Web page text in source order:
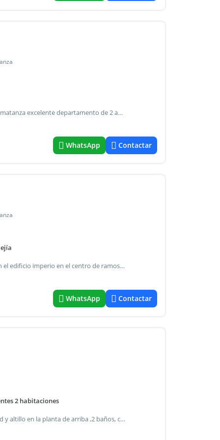
Alquiler de departamento 2 ambientes en ramos mejía, la matanza excelente departamento de 2 ambientes, cómodo, luminoso y funcional, ideal para quienes buscan confort y una muy buena ubicación. Características de la propiedad -living comedor amplio y luminoso -cocina comedor integrada -1 dormitorio cómodo -baño completo -balcón al frente -cochera la propiedad se destaca por su excelente distribución, con ambientes bien aprovechados y una muy buena iluminación natural. El balcón al frente aporta amplitud y ventilación, mientras que la cochera brinda mayor comodidad y seguridad para el vehículo. Ideal para una persona o pareja que busque una vivienda práctica, moderna y lista para habitar, en una de las zonas más buscadas de ramos mejía.
WhatsApp Contactar
Departamento uso profesional de 3 ambientes ubicado en el edificio imperio en el centro de ramos mejía. El departamento se encuentra distribuido de la siguiente manera: living-comedor amplio con balcón francés cocina completa (alacena y bajo mesada) con extractor baño completo con bañera 2 habitaciones con piso de parquet (una de ellas posee placard embutido) excelente vista e iluminación apto profesional requisitos: garantía propietaria servicios: cloacas, gas depósito (meses): 1 impuestos a cargo de: inquilino agua a cargo de: inquilino
WhatsApp Contactar
2 habitaciones
Es un duplex 4 ambientes ,tiene 2 habitaciones con placard y altillo en la planta de arriba ,2 baños, cocina comedor , living,tiene entrada para auto, patio al fondo con lavadero. Vale 860.000$ con indexación cada 3 meses, se pide mes de adelanto,mes de depósito , garantía propiedad de familiar directo y ó 2 recibos de sueldo.